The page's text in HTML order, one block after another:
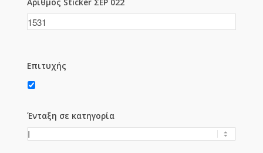
Επιτυχής
Ένταξη σε κατηγορία